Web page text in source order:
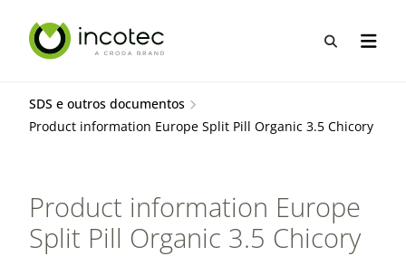
para
para
Abrir
Abrir
SDS e outros documentos
Product information Europe Split Pill Organic 3.5 Chicory
Product information Europe
Split Pill Organic 3.5 Chicory